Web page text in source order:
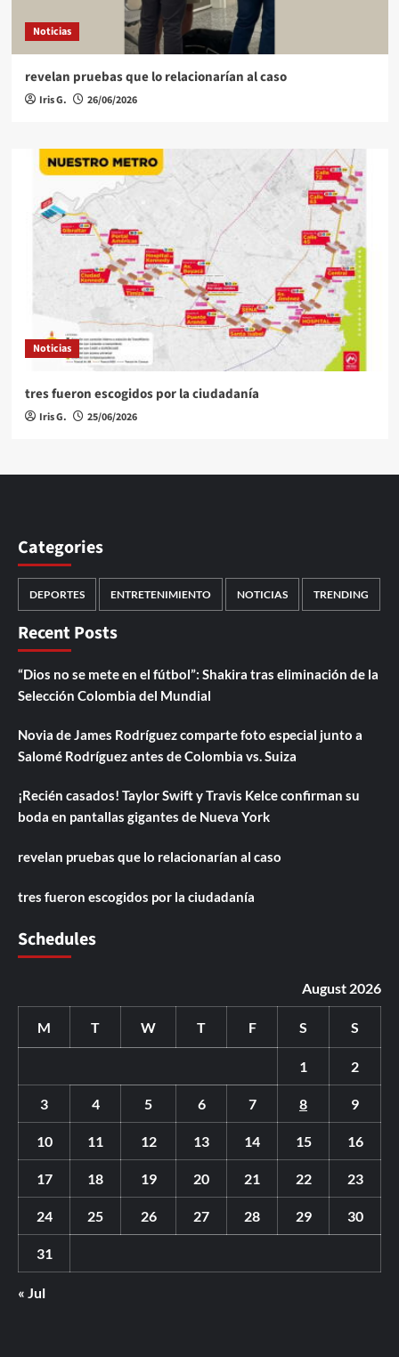
Noticias
revelan pruebas que lo relacionarían al caso
Iris G. 26/06/2026
Noticias
tres fueron escogidos por la ciudadanía
Iris G. 25/06/2026
Categories
DEPORTES ENTRETENIMIENTO NOTICIAS TRENDING
Recent Posts
“Dios no se mete en el fútbol”: Shakira tras eliminación de la
Selección Colombia del Mundial
Novia de James Rodríguez comparte foto especial junto a
Salomé Rodríguez antes de Colombia vs. Suiza
¡Recién casados! Taylor Swift y Travis Kelce confirman su
boda en pantallas gigantes de Nueva York
revelan pruebas que lo relacionarían al caso
tres fueron escogidos por la ciudadanía
Schedules
August 2026
M T W T F S S
1 2
3 4 5 6 7 8 9
10 11 12 13 14 15 16
17 18 19 20 21 22 23
24 25 26 27 28 29 30
31
« Jul